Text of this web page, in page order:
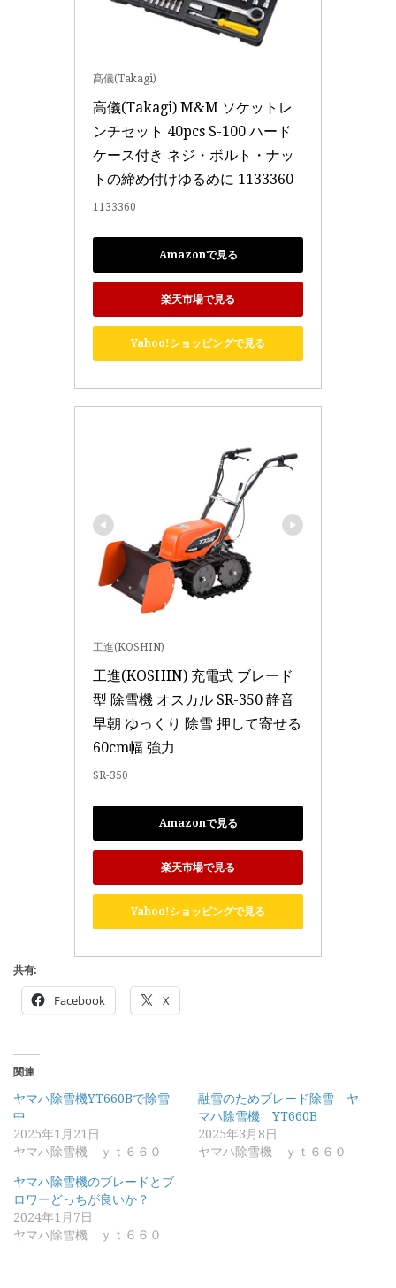
髙儀(Takagi)
高儀(Takagi) M&M ソケットレ
ンチセット 40pcs S-100 ハード
ケース付き ネジ・ボルト・ナッ
トの締め付けゆるめに 1133360
1133360
Amazonで見る
楽天市場で見る
Yahoo!ショッピングで見る
工進(KOSHIN)
工進(KOSHIN) 充電式 ブレード
型 除雪機 オスカル SR-350 静音
早朝 ゆっくり 除雪 押して寄せる
60cm幅 強力
SR-350
Amazonで見る
楽天市場で見る
Yahoo!ショッピングで見る
共有:
Facebook X
関連
ヤマハ除雪機YT660Bで除雪
中
2025年1月21日
ヤマハ除雪機 ｙｔ６６０
融雪のためブレード除雪 ヤ
マハ除雪機 YT660B
2025年3月8日
ヤマハ除雪機 ｙｔ６６０
ヤマハ除雪機のブレードとブ
ロワーどっちが良いか？
2024年1月7日
ヤマハ除雪機 ｙｔ６６０